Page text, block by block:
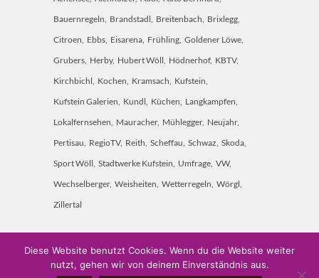
Bauernregeln Brandstadl Breitenbach Brixlegg
Citroen Ebbs Eisarena Frühling Goldener Löwe
Grubers Herby Hubert Wöll Hödnerhof KBTV
Kirchbichl Kochen Kramsach Kufstein
Kufstein Galerien Kundl Küchen Langkampfen
Lokalfernsehen Mauracher Mühlegger Neujahr
Pertisau RegioTV Reith Scheffau Schwaz Skoda
Sport Wöll Stadtwerke Kufstein Umfrage VW
Wechselberger Weisheiten Wetterregeln Wörgl
Zillertal
Diese Website benutzt Cookies. Wenn du die Website weiter
nutzt, gehen wir von deinem Einverständnis aus.